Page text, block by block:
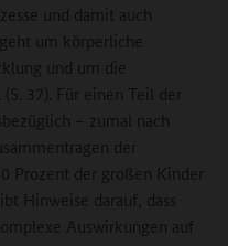
und damit auch
um körperliche
und um die
37). Für einen Teil der
– zumal nach
der
Prozent der großen Kinder
Hinweise darauf, dass
Auswirkungen auf